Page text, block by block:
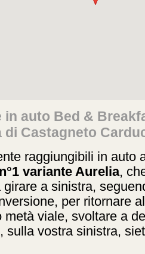
in auto Bed &
di Castagneto
raggiungibili in auto
variante Aurelia,
girare a sinistra,
per ritornare
metà viale, svoltare a
sulla vostra sinistra,